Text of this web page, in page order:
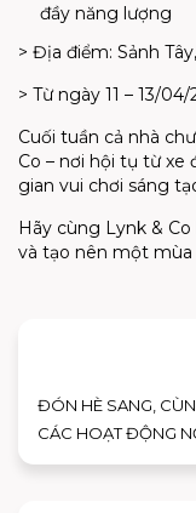
đầy năng lượng
> Địa điểm: Sảnh Tây,
> Từ ngày 11 – 13/04/
Cuối tuần cả nhà
Co – nơi hội tụ từ xe
gian vui chơi sáng
Hãy cùng Lynk & Co
và tạo nên một mùa
ĐÓN HÈ SANG,
CÁC HOẠT ĐỘNG